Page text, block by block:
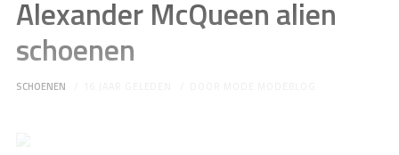
Alexander McQueen alien
schoenen
SCHOENEN